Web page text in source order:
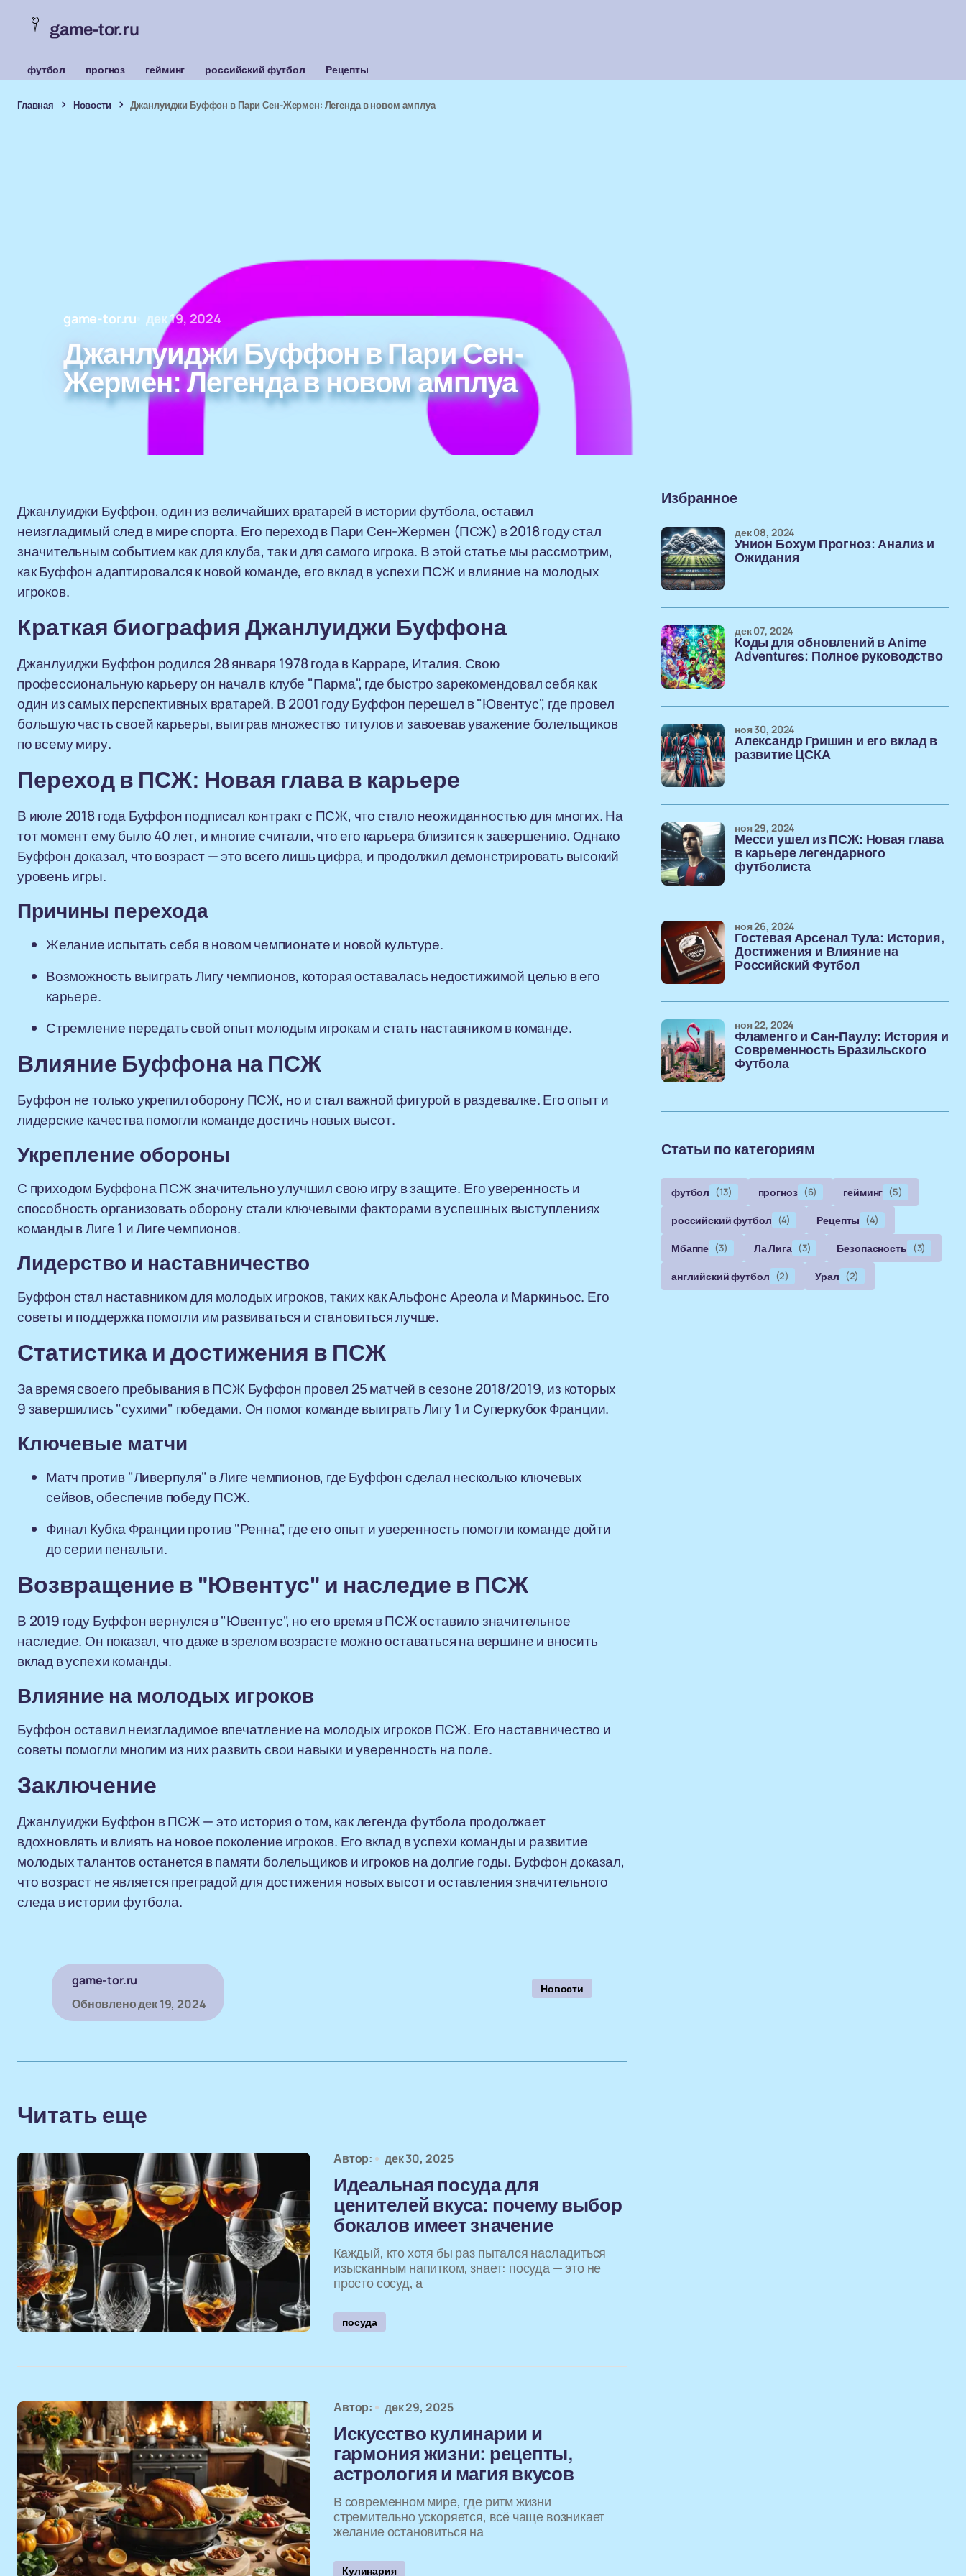
game-tor.ru
футбол прогноз гейминг российский футбол Рецепты
Главная Новости Джанлуиджи Буффон в Пари Сен-Жермен: Легенда в новом амплуа
game-tor.ru дек 19, 2024
Джанлуиджи Буффон в Пари Сен-
Жермен: Легенда в новом амплуа
Джанлуиджи Буффон, один из величайших вратарей в истории футбола, оставил
неизгладимый след в мире спорта. Его переход в Пари Сен-Жермен (ПСЖ) в 2018 году стал
значительным событием как для клуба, так и для самого игрока. В этой статье мы рассмотрим,
как Буффон адаптировался к новой команде, его вклад в успехи ПСЖ и влияние на молодых
игроков.
Краткая биография Джанлуиджи Буффона
Джанлуиджи Буффон родился 28 января 1978 года в Карраре, Италия. Свою
профессиональную карьеру он начал в клубе "Парма", где быстро зарекомендовал себя как
один из самых перспективных вратарей. В 2001 году Буффон перешел в "Ювентус", где провел
большую часть своей карьеры, выиграв множество титулов и завоевав уважение болельщиков
по всему миру.
Переход в ПСЖ: Новая глава в карьере
В июле 2018 года Буффон подписал контракт с ПСЖ, что стало неожиданностью для многих. На
тот момент ему было 40 лет, и многие считали, что его карьера близится к завершению. Однако
Буффон доказал, что возраст — это всего лишь цифра, и продолжил демонстрировать высокий
уровень игры.
Причины перехода
Желание испытать себя в новом чемпионате и новой культуре.
Возможность выиграть Лигу чемпионов, которая оставалась недостижимой целью в его
карьере.
Стремление передать свой опыт молодым игрокам и стать наставником в команде.
Влияние Буффона на ПСЖ
Буффон не только укрепил оборону ПСЖ, но и стал важной фигурой в раздевалке. Его опыт и
лидерские качества помогли команде достичь новых высот.
Укрепление обороны
С приходом Буффона ПСЖ значительно улучшил свою игру в защите. Его уверенность и
способность организовать оборону стали ключевыми факторами в успешных выступлениях
команды в Лиге 1 и Лиге чемпионов.
Лидерство и наставничество
Буффон стал наставником для молодых игроков, таких как Альфонс Ареола и Маркиньос. Его
советы и поддержка помогли им развиваться и становиться лучше.
Статистика и достижения в ПСЖ
За время своего пребывания в ПСЖ Буффон провел 25 матчей в сезоне 2018/2019, из которых
9 завершились "сухими" победами. Он помог команде выиграть Лигу 1 и Суперкубок Франции.
Ключевые матчи
Матч против "Ливерпуля" в Лиге чемпионов, где Буффон сделал несколько ключевых
сейвов, обеспечив победу ПСЖ.
Финал Кубка Франции против "Ренна", где его опыт и уверенность помогли команде дойти
до серии пенальти.
Возвращение в "Ювентус" и наследие в ПСЖ
В 2019 году Буффон вернулся в "Ювентус", но его время в ПСЖ оставило значительное
наследие. Он показал, что даже в зрелом возрасте можно оставаться на вершине и вносить
вклад в успехи команды.
Влияние на молодых игроков
Буффон оставил неизгладимое впечатление на молодых игроков ПСЖ. Его наставничество и
советы помогли многим из них развить свои навыки и уверенность на поле.
Заключение
Джанлуиджи Буффон в ПСЖ — это история о том, как легенда футбола продолжает
вдохновлять и влиять на новое поколение игроков. Его вклад в успехи команды и развитие
молодых талантов останется в памяти болельщиков и игроков на долгие годы. Буффон доказал,
что возраст не является преградой для достижения новых высот и оставления значительного
следа в истории футбола.
game-tor.ru
Обновленодек 19, 2024
Новости
Читать еще
Автор: дек 30, 2025
Идеальная посуда для
ценителей вкуса: почему выбор
бокалов имеет значение
Каждый, кто хотя бы раз пытался насладиться
изысканным напитком, знает: посуда — это не
просто сосуд, а
посуда
Автор: дек 29, 2025
Искусство кулинарии и
гармония жизни: рецепты,
астрология и магия вкусов
В современном мире, где ритм жизни
стремительно ускоряется, всё чаще возникает
желание остановиться на
Кулинария
Избранное
Унион Бохум Прогноз: Анализ и
Ожидания
дек 08, 2024
Коды для обновлений в Anime
Adventures: Полное руководство
дек 07, 2024
Александр Гришин и его вклад в
развитие ЦСКА
ноя 30, 2024
Месси ушел из ПСЖ: Новая глава
в карьере легендарного
футболиста
ноя 29, 2024
Гостевая Арсенал Тула: История,
Достижения и Влияние на
Российский Футбол
ноя 26, 2024
Фламенго и Сан-Паулу: История и
Современность Бразильского
Футбола
ноя 22, 2024
Статьи по категориям
футбол (13) прогноз (6) гейминг (5)
российский футбол (4) Рецепты (4)
Мбаппе (3) Ла Лига (3) Безопасность (3)
английский футбол (2) Урал (2)